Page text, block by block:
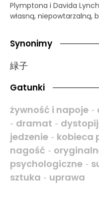
Plymptona i Davida
własną, niepowtarzalną,
Synonimy
緑子
Gatunki
żywność i napoje -
- dramat -
jedzenie - kobieca
nagość -
psychologiczne -
sztuka - uprawa